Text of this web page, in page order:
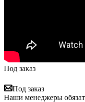
Под заказ
Под заказ
Наши менеджеры